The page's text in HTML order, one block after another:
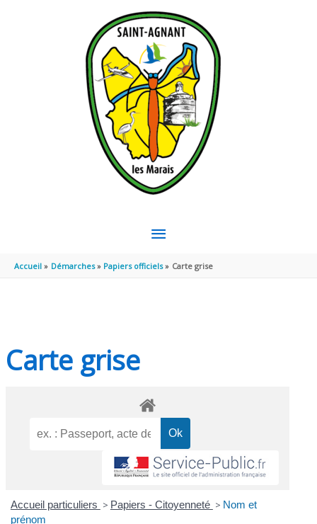
MENU
PRINCIPAL
Accueil Démarches Papiers officiels Carte grise
Carte grise
Accueil particuliers > Papiers - Citoyenneté > Nom et
prénom